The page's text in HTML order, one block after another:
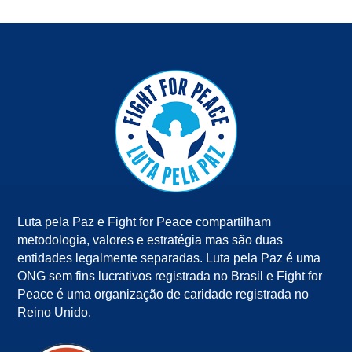
Luta pela Paz e Fight for Peace compartilham
metodologia, valores e estratégia mas são duas
entidades legalmente separadas. Luta pela Paz é uma
ONG sem fins lucrativos registrada no Brasil e Fight for
Peace é uma organização de caridade registrada no
Reino Unido.